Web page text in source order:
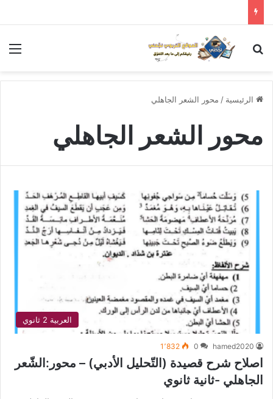
بحث عن
الرئيسية / محور الشعر الجاهلي
محور الشعر الجاهلي
العربية 2 ثانوي
hamed2020
0 1٬832
اصلاح شرح قصيدة (التّحليل الأدبي) – محور:الشّعر
الجاهلي -ثانية ثانوي